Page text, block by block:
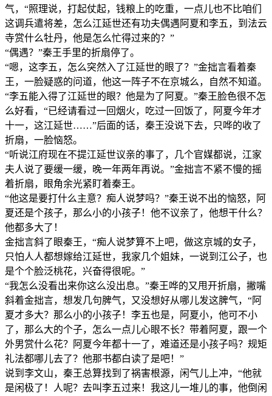
气，“照理说，打起仗起，钱粮上的吃重，一点儿也不比咱们
这调兵遣将差，怎么江延世还有功夫偶遇阿夏和李五，到法云
寺赏什么牡丹，他是怎么忙得过来的？”
“偶遇？”秦王手里的折扇停了。
“嗯，这李五，怎么突然入了江延世的眼了？”金拙言看着秦
王，一脸疑惑的问道，他这一阵子不在京城么，自然不知道。
“李五能入得了江延世的眼？他是为了阿夏。”秦王脸色很不怎
么好看，“已经请看过一回烟火，吃过一回饭了，阿夏今年才
十一，这江延世……”后面的话，秦王没说下去，只哗的收了
折扇，一脸恼怒。
“听说江府现在不提江延世议亲的事了，几个官媒都说，江家
夫人说了要缓一缓，晚一年两年再说。”金拙言不紧不慢的摇
着折扇，眼角余光紧盯着秦王。
“他这是要打什么主意？痴人说梦吗？”秦王说不出的恼怒，阿
夏还是个孩子，那么小的小孩子！他不议亲了，他想干什么？
他都多大了！
金拙言斜了眼秦王，“痴人说梦算不上吧，做这京城的女子，
只怕人人都想嫁给江延世，我家几个姐妹，一说到江公子，也
是个个脸泛桃花，兴奋得很呢。”
“我怎么没看出来你这么没出息。”秦王哗的又甩开折扇，撇嘴
斜着金拙言，想发几句脾气，又没想好从哪儿发这脾气，“阿
夏才多大？那么小的小孩子！李五也是，阿夏小，他可不小
了，那么大的个子，怎么一点儿心眼不长？带着阿夏，跟一个
外男赏什么花？阿夏今年都十一了，难道还是小孩子吗？规矩
礼法都哪儿去了？他那书都白读了是吧！”
说到李文山，秦王总算找到了祸害根源，闲气儿上冲，“他就
是闲极了！人呢？去叫李五过来！我这儿一堆儿的事，他倒闲